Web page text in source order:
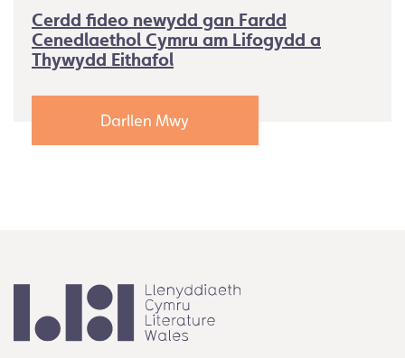
Cerdd fideo newydd gan Fardd
Cenedlaethol Cymru am Lifogydd a
Thywydd Eithafol
Darllen Mwy